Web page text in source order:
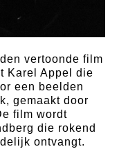
vertoonde film
Karel Appel die
een beelden
gemaakt door
film wordt
die rokend
ontvangt.